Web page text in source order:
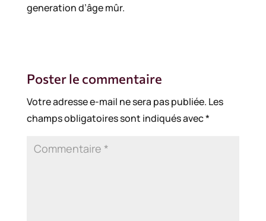
generation d’âge mûr.
Poster le commentaire
Votre adresse e-mail ne sera pas publiée. Les
champs obligatoires sont indiqués avec*